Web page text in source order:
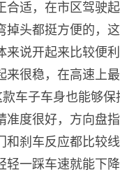
合适，在市区驾驶
掉头都挺方便的，
来说开起来比较便
来很稳，在高速上
车子车身也能够保
准度很好，方向盘
和刹车反应都比较
轻一踩车速就能下降